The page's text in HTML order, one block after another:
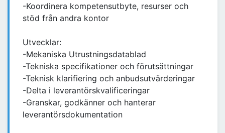
-Koordinera kompetensutbyte, resurser och
stöd från andra kontor
Utvecklar:
-Mekaniska Utrustningsdatablad
-Tekniska specifikationer och förutsättningar
-Teknisk klarifiering och anbudsutvärderingar
-Delta i leverantörskvalificeringar
-Granskar, godkänner och hanterar
leverantörsdokumentation